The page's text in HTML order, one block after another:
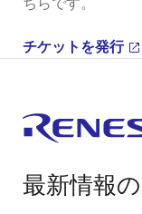
チケットを発行
最新情報